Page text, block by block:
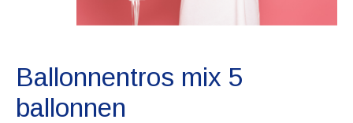
Ballonnentros mix 5
ballonnen